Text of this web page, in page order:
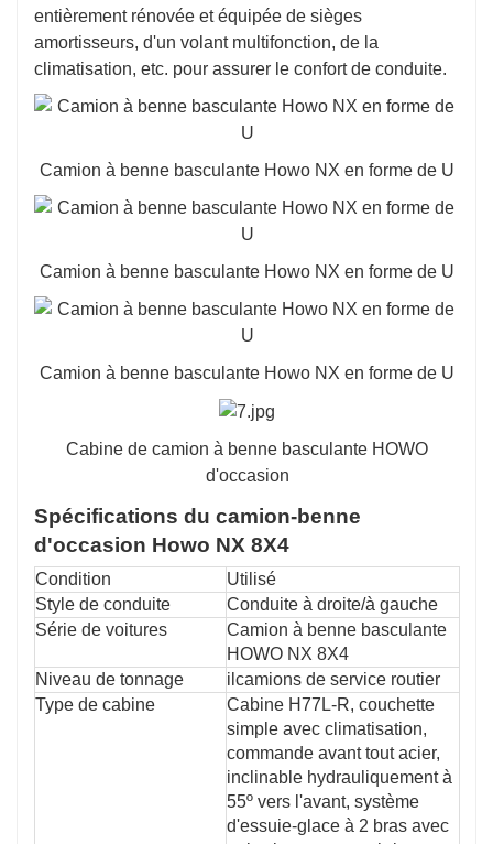
entièrement rénovée et équipée de sièges
amortisseurs, d'un volant multifonction, de la
climatisation, etc. pour assurer le confort de conduite.
Camion à benne basculante Howo NX en forme de U
Camion à benne basculante Howo NX en forme de U
Camion à benne basculante Howo NX en forme de U
Cabine de camion à benne basculante HOWO
d'occasion
Spécifications du camion-benne
d'occasion Howo NX 8X4
Condition
Utilisé
Style de conduite
Conduite à droite/à gauche
Série de voitures
Camion à benne basculante
HOWO NX 8X4
Niveau de tonnage
il camions de service routier
Type de cabine
Cabine H77L-R, couchette
simple avec climatisation,
commande avant tout acier,
inclinable hydrauliquement à
55º vers l'avant, système
d'essuie-glace à 2 bras avec